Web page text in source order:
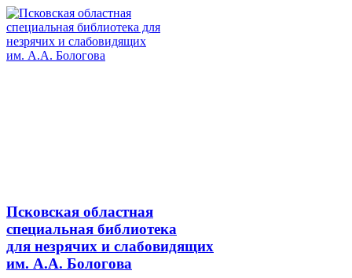
Псковская областная
специальная библиотека
для незрячих и слабовидящих
им. А.А. Бологова